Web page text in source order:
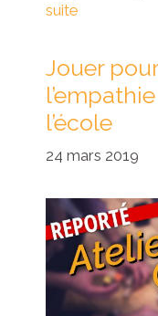
suite
Jouer
l’école
24 mars 2019